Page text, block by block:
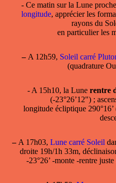
- Ce matin sur la Lune
longitude, apprécier les
rayons du
en particulier les
–A 12h59, Soleil carré
(quadrature
- A 15h10, la Lune rentre
(-23°26’12") ;
longitude écliptique
–A 17h03, Lune carré Soleil
droite 19h/1h 33m,
-23°26’ -monte -rentre